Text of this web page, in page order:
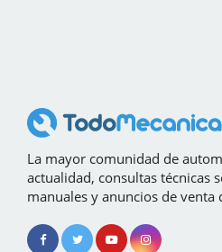
La mayor comunidad de
actualidad, consultas técnicas
manuales y anuncios de venta